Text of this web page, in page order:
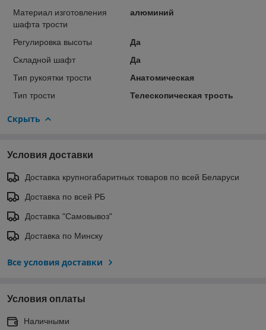
Материал изготовления
шафта трости
алюминий
Регулировка высоты
Да
Складной шафт
Да
Тип рукоятки трости
Анатомическая
Тип трости
Телескопическая трость
Скрыть
Условия доставки
Доставка крупногабаритных товаров по всей Беларуси
Доставка по всей РБ
Доставка "Самовывоз"
Доставка по Минску
Все условия доставки
Условия оплаты
Наличными